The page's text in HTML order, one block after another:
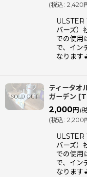
(税込: 2,420
ULSTER
バーズ）
での使用
で、イン
なります
ティータ
ガーデン [
2,000円 (
(税込: 2,200
ULSTER
バーズ）
での使用
で、イン
なります